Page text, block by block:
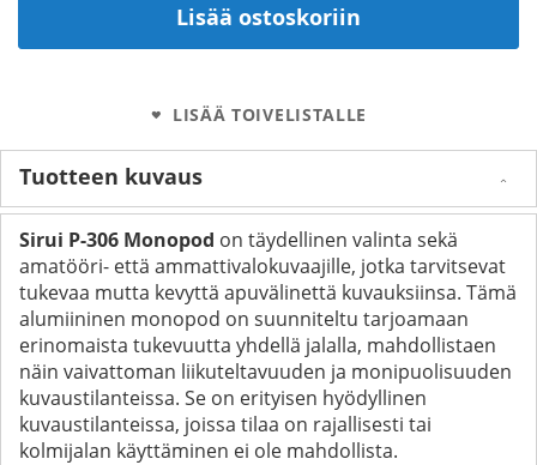
Lisää ostoskoriin
LISÄÄ TOIVELISTALLE
Tuotteen kuvaus
Sirui P-306 Monopod on täydellinen valinta sekä
amatööri- että ammattivalokuvaajille, jotka tarvitsevat
tukevaa mutta kevyttä apuvälinettä kuvauksiinsa. Tämä
alumiininen monopod on suunniteltu tarjoamaan
erinomaista tukevuutta yhdellä jalalla, mahdollistaen
näin vaivattoman liikuteltavuuden ja monipuolisuuden
kuvaustilanteissa. Se on erityisen hyödyllinen
kuvaustilanteissa, joissa tilaa on rajallisesti tai
kolmijalan käyttäminen ei ole mahdollista.